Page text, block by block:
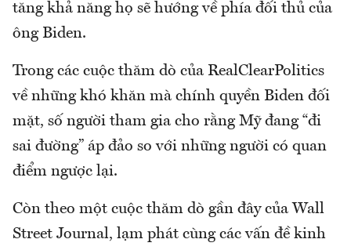
tăng khả năng họ sẽ hướng về phía đối thủ của
ông Biden.
Trong các cuộc thăm dò của RealClearPolitics
về những khó khăn mà chính quyền Biden đối
mặt, số người tham gia cho rằng Mỹ đang “đi
sai đường” áp đảo so với những người có quan
điểm ngược lại.
Còn theo một cuộc thăm dò gần đây của Wall
Street Journal, lạm phát cùng các vấn đề kinh